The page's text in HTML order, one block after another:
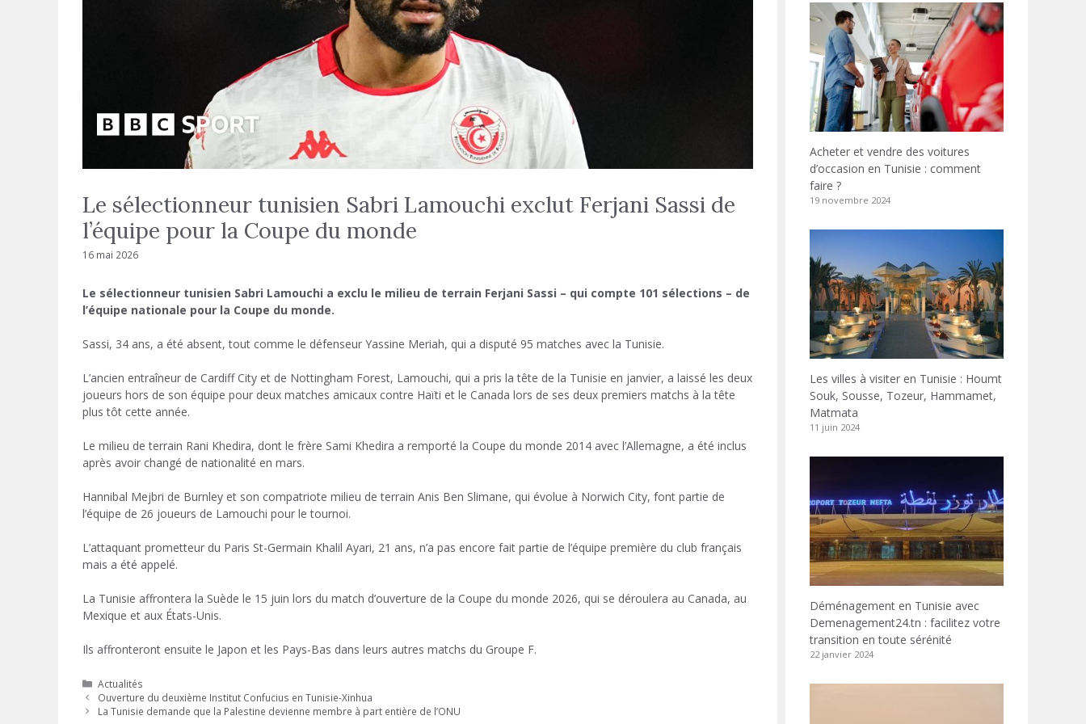
Le sélectionneur tunisien Sabri Lamouchi exclut Ferjani Sassi de
l’équipe pour la Coupe du monde
16 mai 2026
Le sélectionneur tunisien Sabri Lamouchi a exclu le milieu de terrain Ferjani Sassi – qui compte 101 sélections – de
l’équipe nationale pour la Coupe du monde.
Sassi, 34 ans, a été absent, tout comme le défenseur Yassine Meriah, qui a disputé 95 matches avec la Tunisie.
L’ancien entraîneur de Cardiff City et de Nottingham Forest, Lamouchi, qui a pris la tête de la Tunisie en janvier, a laissé les deux
joueurs hors de son équipe pour deux matches amicaux contre Haïti et le Canada lors de ses deux premiers matchs à la tête
plus tôt cette année.
Le milieu de terrain Rani Khedira, dont le frère Sami Khedira a remporté la Coupe du monde 2014 avec l’Allemagne, a été inclus
après avoir changé de nationalité en mars.
Hannibal Mejbri de Burnley et son compatriote milieu de terrain Anis Ben Slimane, qui évolue à Norwich City, font partie de
l’équipe de 26 joueurs de Lamouchi pour le tournoi.
L’attaquant prometteur du Paris St-Germain Khalil Ayari, 21 ans, n’a pas encore fait partie de l’équipe première du club français
mais a été appelé.
La Tunisie affrontera la Suède le 15 juin lors du match d’ouverture de la Coupe du monde 2026, qui se déroulera au Canada, au
Mexique et aux États-Unis.
Ils affronteront ensuite le Japon et les Pays-Bas dans leurs autres matchs du Groupe F.
Catégories
Actualités
Ouverture du deuxième Institut Confucius en Tunisie-Xinhua
La Tunisie demande que la Palestine devienne membre à part entière de l’ONU
Acheter et vendre des voitures
d’occasion en Tunisie : comment
faire ?
19 novembre 2024
Les villes à visiter en Tunisie : Houmt
Souk, Sousse, Tozeur, Hammamet,
Matmata
11 juin 2024
Déménagement en Tunisie avec
Demenagement24.tn : facilitez votre
transition en toute sérénité
22 janvier 2024